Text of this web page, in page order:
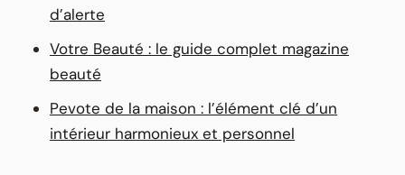
d’alerte
Votre Beauté : le guide complet magazine
beauté
Pevote de la maison : l’élément clé d’un
intérieur harmonieux et personnel